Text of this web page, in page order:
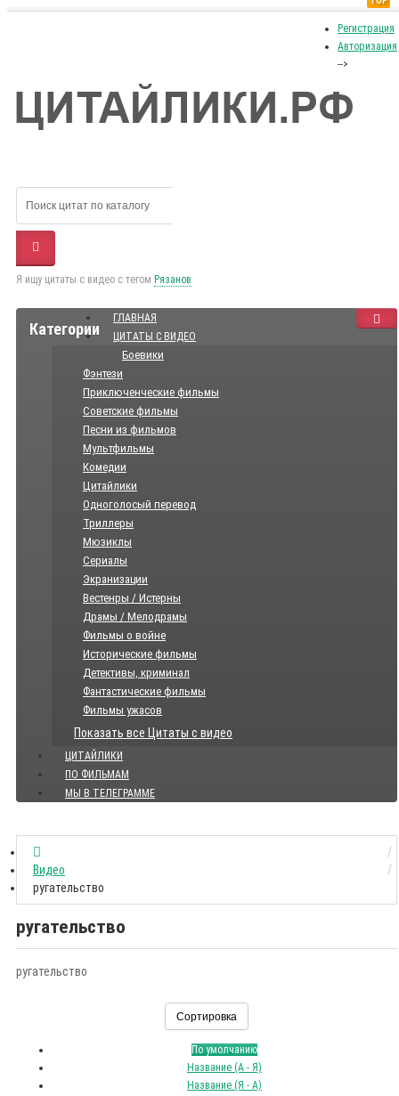
Регистрация
Авторизация
-->
Я ищу цитаты с видео с тегом Рязанов
Категории
ГЛАВНАЯ
ЦИТАТЫ С ВИДЕО
Боевики
Фэнтези
Приключенческие фильмы
Советские фильмы
Песни из фильмов
Мультфильмы
Комедии
Цитайлики
Одноголосый перевод
Триллеры
Мюзиклы
Сериалы
Экранизации
Вестенры / Истерны
Драмы / Мелодрамы
Фильмы о войне
Исторические фильмы
Детективы, криминал
Фантастические фильмы
Фильмы ужасов
Показать все Цитаты с видео
ЦИТАЙЛИКИ
ПО ФИЛЬМАМ
МЫ В ТЕЛЕГРАММЕ
Видео
ругательство
ругательство
ругательство
Сортировка
По умолчанию
Название (А - Я)
Название (Я - А)